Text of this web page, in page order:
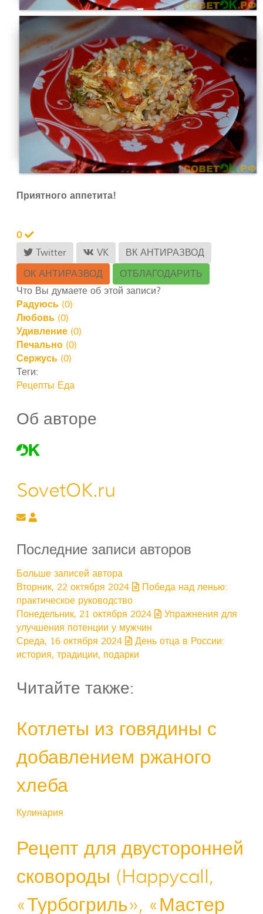
Приятного аппетита!
0
Twitter
VK
ВК АНТИРАЗВОД
ОК АНТИРАЗВОД
ОТБЛАГОДАРИТЬ
Что Вы думаете об этой записи?
Радуюсь (0)
Любовь (0)
Удивление (0)
Печально (0)
Сержусь (0)
Теги:
Рецепты Еда
Об авторе
SovetOK.ru
Подписаться на обновление автора
SovetOK.ru
Последние записи авторов
Больше записей автора
Вторник, 22 октября 2024
Победа над ленью:
практическое руководство
Понедельник, 21 октября 2024
Упражнения для
улучшения потенции у мужчин
Среда, 16 октября 2024
День отца в России:
история, традиции, подарки
Читайте также:
Котлеты из говядины с
добавлением ржаного
хлеба
Кулинария
Рецепт для двусторонней
сковороды (Happycall,
«Турбогриль», «Мастер